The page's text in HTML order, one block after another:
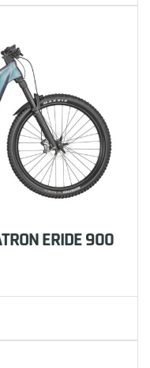
ERIDE 900